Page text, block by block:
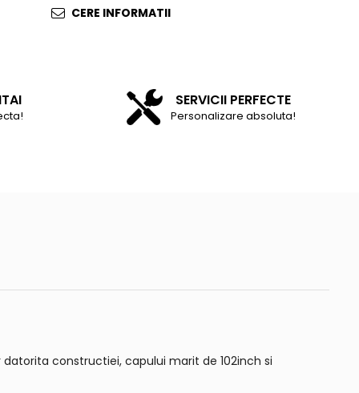
CERE INFORMATII
SERVICII PERFECTE
Personalizare absoluta!
constructiei, capului marit de 102inch si